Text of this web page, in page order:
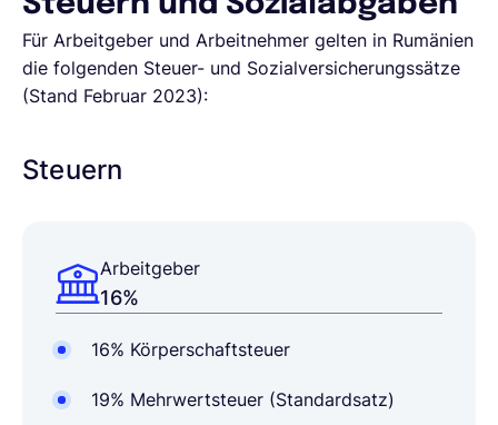
Für Arbeitgeber und Arbeitnehmer gelten in Rumänien
die folgenden Steuer- und Sozialversicherungssätze
(Stand Februar 2023):
Steuern
Arbeitgeber
16%
16% Körperschaftsteuer
19% Mehrwertsteuer (Standardsatz)